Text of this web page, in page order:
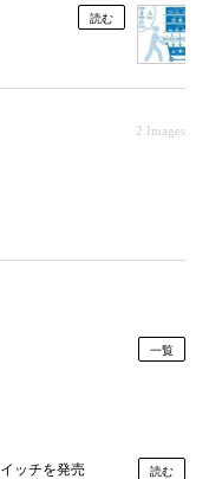
読む
2 Images
一覧
ッチを発売 読む